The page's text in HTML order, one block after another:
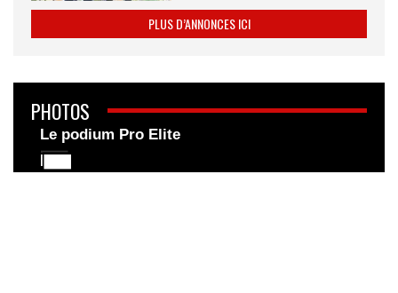
PLUS D’ANNONCES ICI
PHOTOS
Le podium Pro Elite